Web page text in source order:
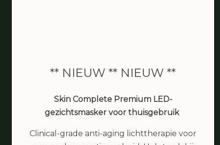
bea van den berg
IK ben erg tevreden met de
schoonheidsspecialiste gevonden, waar
** NIEUW ** NIEUW **
Skin Complete Premium LED-
gezichtsmasker voor thuisgebruik
Clinical-grade anti-aging lichttherapie voor